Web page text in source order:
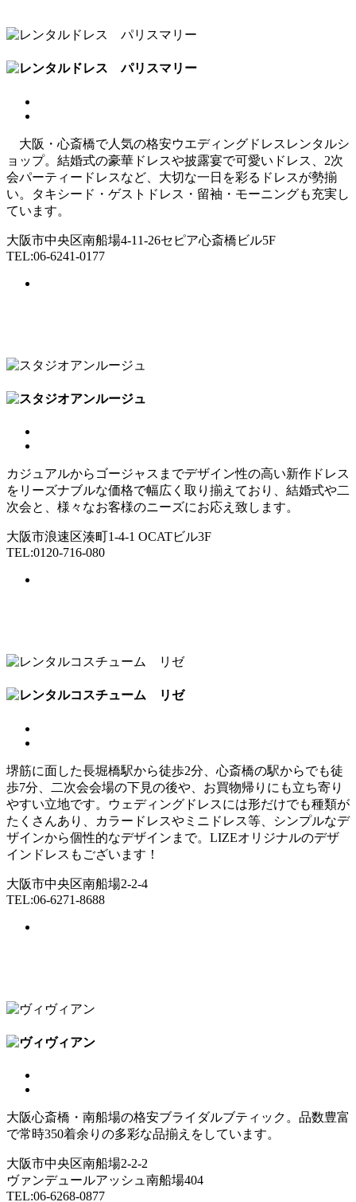
大阪・心斎橋で人気の格安ウエディングドレスレンタルシ
ョップ。結婚式の豪華ドレスや披露宴で可愛いドレス、2次
会パーティードレスなど、大切な一日を彩るドレスが勢揃
い。タキシード・ゲストドレス・留袖・モーニングも充実し
ています。
大阪市中央区南船場4-11-26セピア心斎橋ビル5F
TEL:06-6241-0177
カジュアルからゴージャスまでデザイン性の高い新作ドレス
をリーズナブルな価格で幅広く取り揃えており、結婚式や二
次会と、様々なお客様のニーズにお応え致します。
大阪市浪速区湊町1-4-1 OCATビル3F
TEL:0120-716-080
堺筋に面した長堀橋駅から徒歩2分、心斎橋の駅からでも徒
歩7分、二次会会場の下見の後や、お買物帰りにも立ち寄り
やすい立地です。ウェディングドレスには形だけでも種類が
たくさんあり、カラードレスやミニドレス等、シンプルなデ
ザインから個性的なデザインまで。LIZEオリジナルのデザ
インドレスもございます！
大阪市中央区南船場2-2-4
TEL:06-6271-8688
大阪心斎橋・南船場の格安ブライダルブティック。品数豊富
で常時350着余りの多彩な品揃えをしています。
大阪市中央区南船場2-2-2
ヴァンデュールアッシュ南船場404
TEL:06-6268-0877